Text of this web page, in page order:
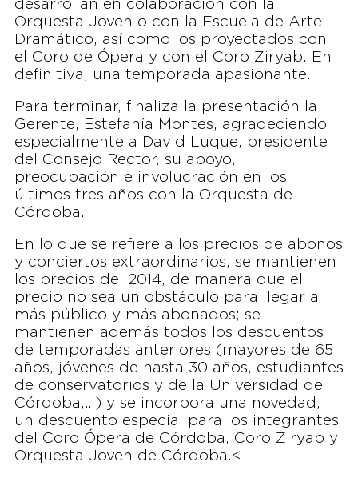
desarrollan en colaboración con la
Orquesta Joven o con la Escuela de Arte
Dramático, así como los proyectados con
el Coro de Ópera y con el Coro Ziryab. En
definitiva, una temporada apasionante.
Para terminar, finaliza la presentación la
Gerente, Estefanía Montes, agradeciendo
especialmente a David Luque, presidente
del Consejo Rector, su apoyo,
preocupación e involucración en los
últimos tres años con la Orquesta de
Córdoba.
En lo que se refiere a los precios de abonos
y conciertos extraordinarios, se mantienen
los precios del 2014, de manera que el
precio no sea un obstáculo para llegar a
más público y más abonados; se
mantienen además todos los descuentos
de temporadas anteriores (mayores de 65
años, jóvenes de hasta 30 años, estudiantes
de conservatorios y de la Universidad de
Córdoba,…) y se incorpora una novedad,
un descuento especial para los integrantes
del Coro Ópera de Córdoba, Coro Ziryab y
Orquesta Joven de Córdoba.<